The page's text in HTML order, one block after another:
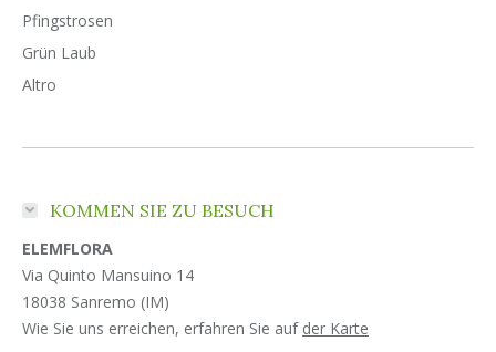
Pfingstrosen
Grün Laub
Altro
KOMMEN SIE ZU BESUCH
ELEMFLORA
Via Quinto Mansuino 14
18038 Sanremo (IM)
Wie Sie uns erreichen, erfahren Sie auf der Karte